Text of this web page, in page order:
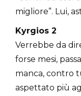
migliore”. Lui,
Kyrgios 2
Verrebbe da
forse mesi,
manca, contro
aspettato più